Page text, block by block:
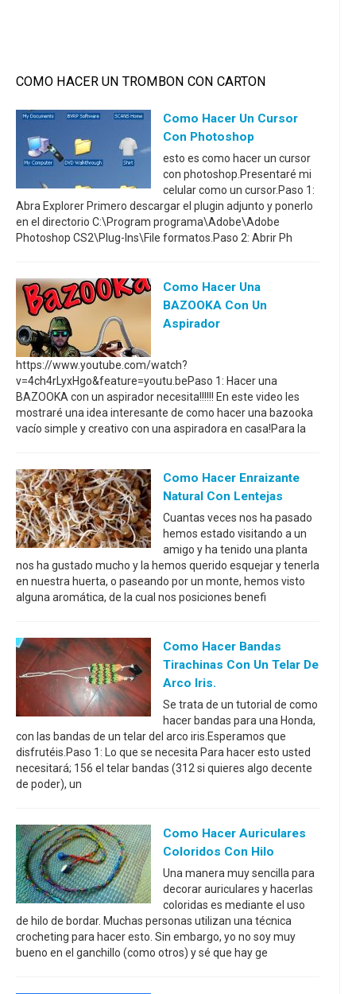
COMO HACER UN TROMBON CON CARTON
Como Hacer Un Cursor
Con Photoshop
esto es como hacer un cursor
con photoshop.Presentaré mi
celular como un cursor.Paso 1:
Abra Explorer Primero descargar el plugin adjunto y ponerlo
en el directorio C:\Program programa\Adobe\Adobe
Photoshop CS2\Plug-Ins\File formatos.Paso 2: Abrir Ph
Como Hacer Una
BAZOOKA Con Un
Aspirador
https://www.youtube.com/watch?
v=4ch4rLyxHgo&feature=youtu.bePaso 1: Hacer una
BAZOOKA con un aspirador necesita!!!!!! En este video les
mostraré una idea interesante de como hacer una bazooka
vacío simple y creativo con una aspiradora en casa!Para la
Como Hacer Enraizante
Natural Con Lentejas
Cuantas veces nos ha pasado
hemos estado visitando a un
amigo y ha tenido una planta
nos ha gustado mucho y la hemos querido esquejar y tenerla
en nuestra huerta, o paseando por un monte, hemos visto
alguna aromática, de la cual nos posiciones benefi
Como Hacer Bandas
Tirachinas Con Un Telar De
Arco Iris.
Se trata de un tutorial de como
hacer bandas para una Honda,
con las bandas de un telar del arco iris.Esperamos que
disfrutéis.Paso 1: Lo que se necesita Para hacer esto usted
necesitará; 156 el telar bandas (312 si quieres algo decente
de poder), un
Como Hacer Auriculares
Coloridos Con Hilo
Una manera muy sencilla para
decorar auriculares y hacerlas
coloridas es mediante el uso
de hilo de bordar. Muchas personas utilizan una técnica
crocheting para hacer esto. Sin embargo, yo no soy muy
bueno en el ganchillo (como otros) y sé que hay ge